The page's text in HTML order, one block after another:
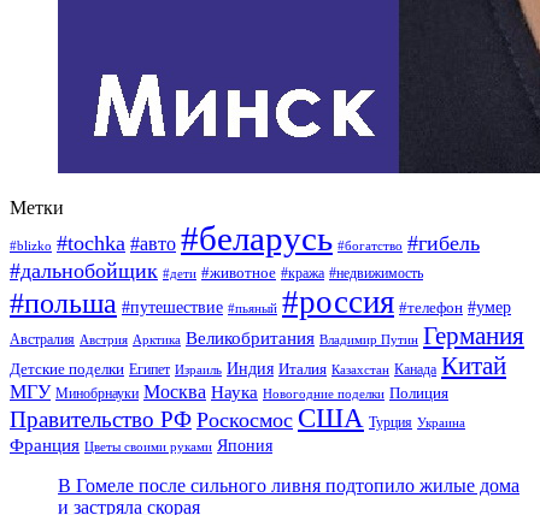
Метки
#blizko #tochka #авто #беларусь #богатство #гибель
#дальнобойщик #дети #животное #кража #недвижимость
#польша #путешествие #пьяный #россия #телефон #умер
Австралия Австрия Арктика Великобритания Владимир Путин Германия
Детские поделки Египет Израиль Индия Италия Казахстан Канада Китай
МГУ Минобрнауки Москва Наука Новогодние поделки Полиция
Правительство РФ Роскосмос США Турция Украина
Франция Цветы своими руками Япония
В Гомеле после сильного ливня подтопило жилые дома
и застряла скорая